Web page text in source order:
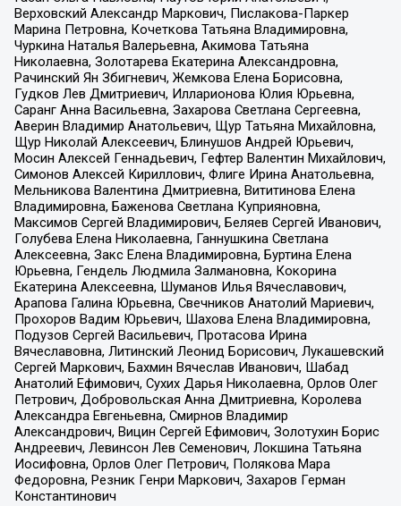
Верховский Александр Маркович, Пислакова-Паркер
Марина Петровна, Кочеткова Татьяна Владимировна,
Чуркина Наталья Валерьевна, Акимова Татьяна
Николаевна, Золотарева Екатерина Александровна,
Рачинский Ян Збигневич, Жемкова Елена Борисовна,
Гудков Лев Дмитриевич, Илларионова Юлия Юрьевна,
Саранг Анна Васильевна, Захарова Светлана Сергеевна,
Аверин Владимир Анатольевич, Щур Татьяна Михайловна,
Щур Николай Алексеевич, Блинушов Андрей Юрьевич,
Мосин Алексей Геннадьевич, Гефтер Валентин Михайлович,
Симонов Алексей Кириллович, Флиге Ирина Анатольевна,
Мельникова Валентина Дмитриевна, Вититинова Елена
Владимировна, Баженова Светлана Куприяновна,
Максимов Сергей Владимирович, Беляев Сергей Иванович,
Голубева Елена Николаевна, Ганнушкина Светлана
Алексеевна, Закс Елена Владимировна, Буртина Елена
Юрьевна, Гендель Людмила Залмановна, Кокорина
Екатерина Алексеевна, Шуманов Илья Вячеславович,
Арапова Галина Юрьевна, Свечников Анатолий Мариевич,
Прохоров Вадим Юрьевич, Шахова Елена Владимировна,
Подузов Сергей Васильевич, Протасова Ирина
Вячеславовна, Литинский Леонид Борисович, Лукашевский
Сергей Маркович, Бахмин Вячеслав Иванович, Шабад
Анатолий Ефимович, Сухих Дарья Николаевна, Орлов Олег
Петрович, Добровольская Анна Дмитриевна, Королева
Александра Евгеньевна, Смирнов Владимир
Александрович, Вицин Сергей Ефимович, Золотухин Борис
Андреевич, Левинсон Лев Семенович, Локшина Татьяна
Иосифовна, Орлов Олег Петрович, Полякова Мара
Федоровна, Резник Генри Маркович, Захаров Герман
Константинович